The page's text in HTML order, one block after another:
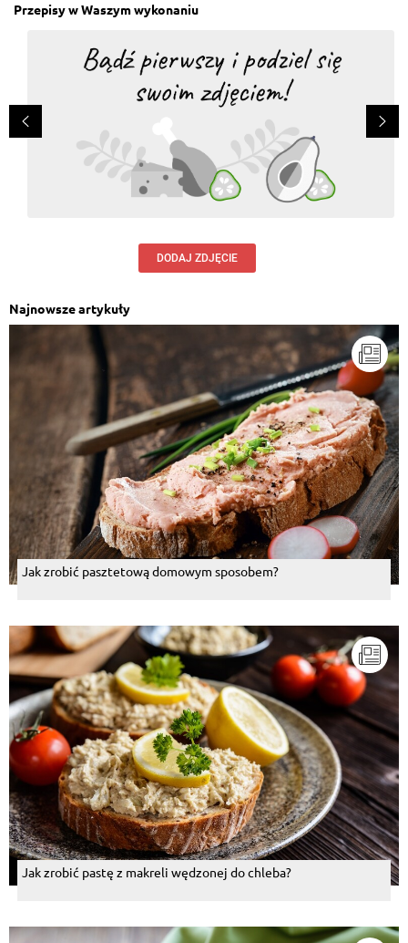
Przepisy w Waszym wykonaniu
DODAJ ZDJĘCIE
Najnowsze artykuły
Jak zrobić pasztetową domowym sposobem?
Jak zrobić pastę z makreli wędzonej do chleba?